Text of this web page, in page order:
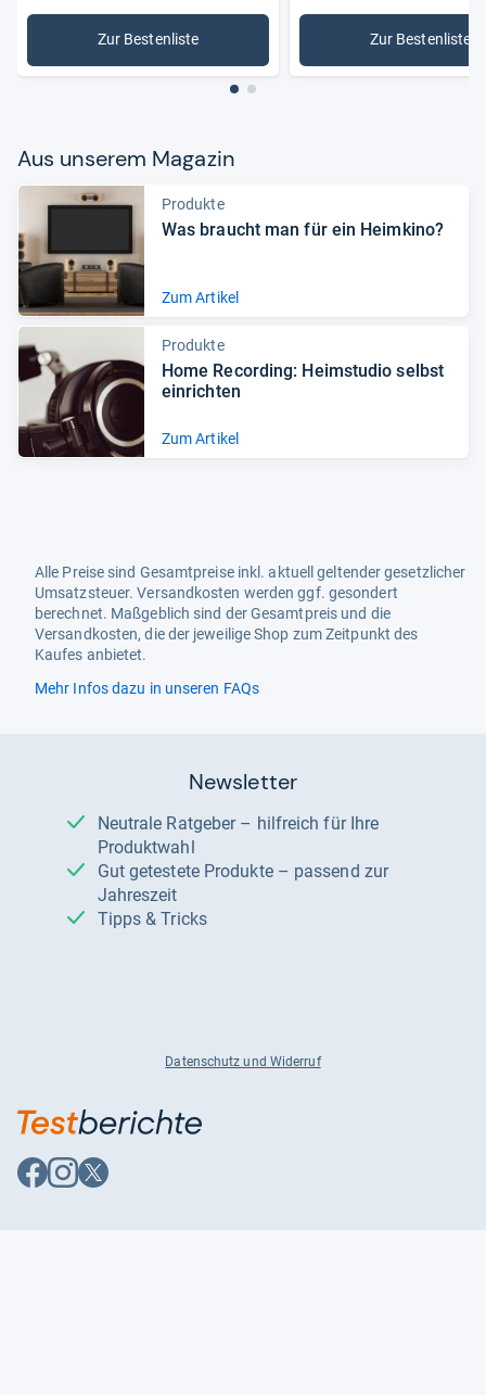
Zur Bestenliste
: Lautsprecher Zur Bestenliste
:
Aus unse­rem Maga­zin
Produkte
Was braucht man für ein Heim­kino?
Zum Artikel
Produkte
Home Recor­ding: Heim­stu­dio selbst
ein­rich­ten
Zum Artikel
Alle Preise sind Gesamtpreise inkl. aktuell geltender gesetzlicher
Umsatzsteuer. Versandkosten werden ggf. gesondert
berechnet. Maßgeblich sind der Gesamtpreis und die
Versandkosten, die der jeweilige Shop zum Zeitpunkt des
Kaufes anbietet.
Mehr Infos dazu in unseren FAQs
Newsletter
Neutrale Ratgeber – hilfreich für Ihre
Produktwahl
Gut getestete Produkte – passend zur
Jahreszeit
Tipps & Tricks
Datenschutz und Widerruf
Auf
Facebook
Auf
Instagram
Auf
X